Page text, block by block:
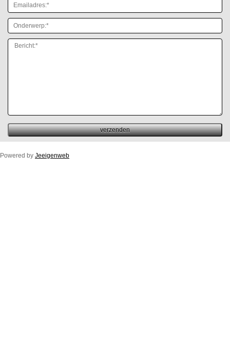
Powered by Jeeigenweb